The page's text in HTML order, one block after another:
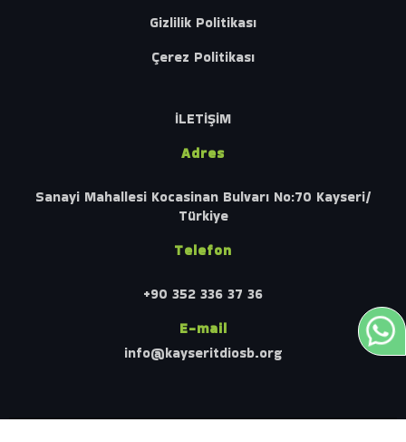
Gizlilik Politikası
Çerez Politikası
İLETİŞİM
Adres
Sanayi Mahallesi Kocasinan Bulvarı No:70 Kayseri/
Türkiye
Telefon
+90 352 336 37 36
E-mail
info@kayseritdiosb.org